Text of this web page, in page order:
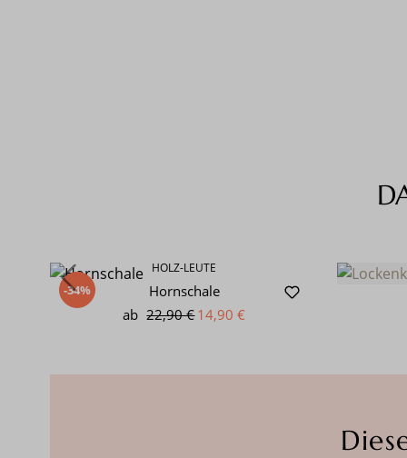
-34%
HOLZ-LEUTE
Hornschale
ab 22,90 €14,90 €